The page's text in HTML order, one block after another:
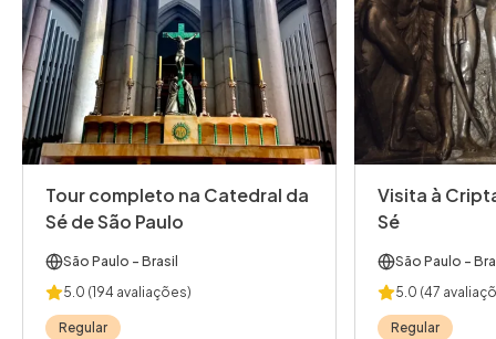
Tour completo na Catedral da
Sé de São Paulo
São Paulo - Brasil
5.0 (194 avaliações)
Regular
Visita à
Sé
São Paulo -
5.0 (47
Regular